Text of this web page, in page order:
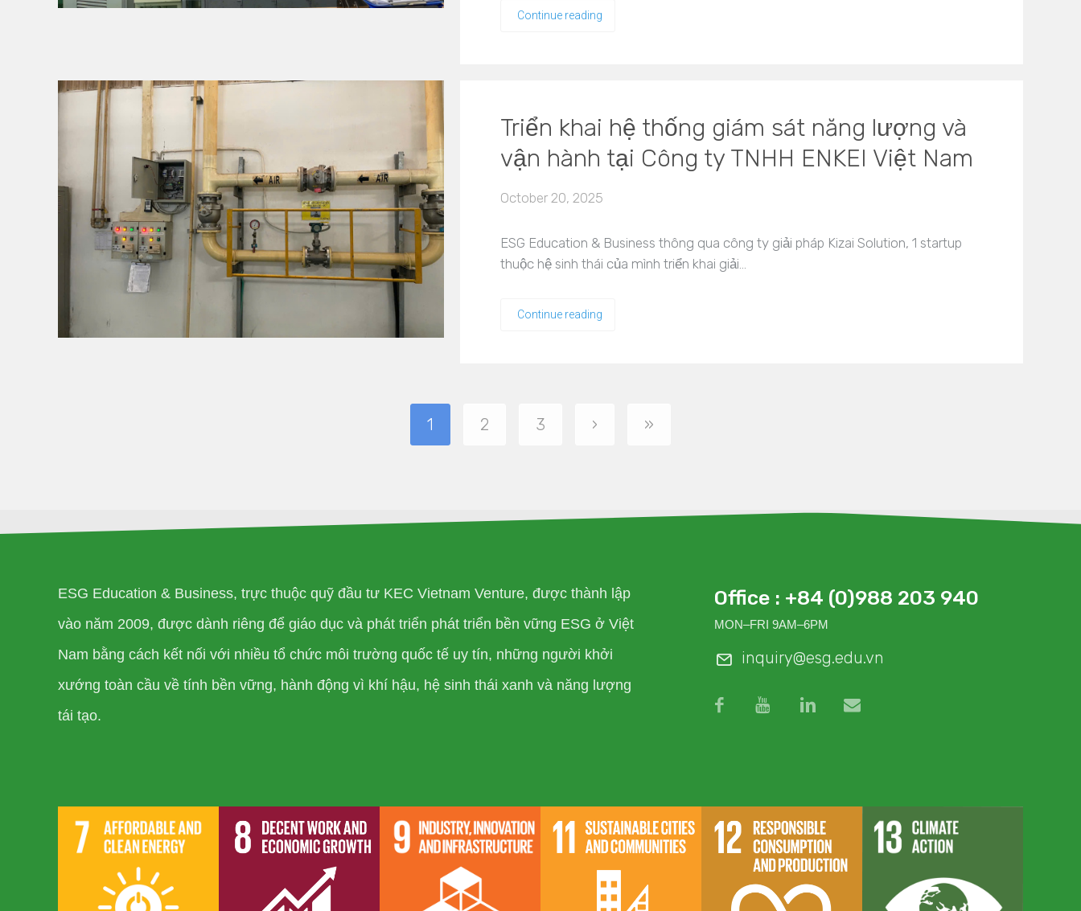
Continue reading
Triển khai hệ thống giám sát năng lượng và
vận hành tại Công ty TNHH ENKEI Việt Nam
October 20, 2025
ESG Education & Business thông qua công ty giải pháp Kizai Solution, 1 startup
thuộc hệ sinh thái của mình triển khai giải…
Continue reading
1 2 3 › »
ESG Education & Business, trực thuộc quỹ đầu tư KEC Vietnam Venture, được thành lập
vào năm 2009, được dành riêng để giáo dục và phát triển phát triển bền vững ESG ở Việt
Nam bằng cách kết nối với nhiều tổ chức môi trường quốc tế uy tín, những người khởi
xướng toàn cầu về tính bền vững, hành động vì khí hậu, hệ sinh thái xanh và năng lượng
tái tạo.
Office : +84 (0)988 203 940
MON–FRI 9AM–6PM
inquiry@esg.edu.vn